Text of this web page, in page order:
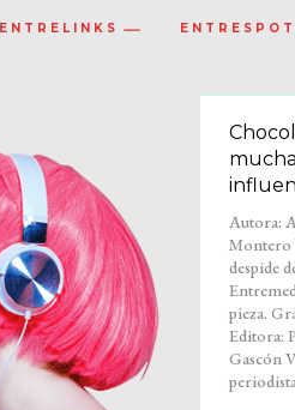
ENTRELINKS
Autora:
Montero
despide
pieza.
Editora:
Gascón
Sabina
años
de televisión y
de spots
marcas,
andadura